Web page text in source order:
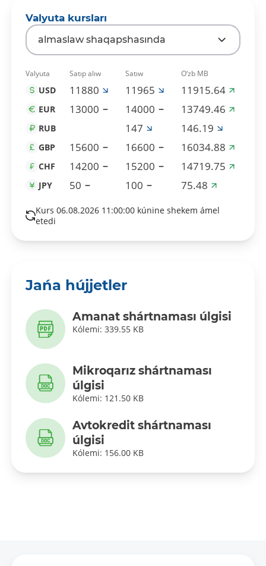
Valyuta kursları
almaslaw shaqapshasında
Valyuta Satıp alıw Satıw O‘zb MB
USD 11880 11965 11915.64
EUR 13000 14000 13749.46
RUB 147 146.19
GBP 15600 16600 16034.88
CHF 14200 15200 14719.75
JPY 50 100 75.48
Kurs 06.08.2026 11:00:00 kúnine shekem ámel
etedi
Jańa hújjetler
Amanat shártnaması úlgisi
Kólemi: 339.55 KB
Mikroqarız shártnaması
úlgisi
Kólemi: 121.50 KB
Avtokredit shártnaması
úlgisi
Kólemi: 156.00 KB